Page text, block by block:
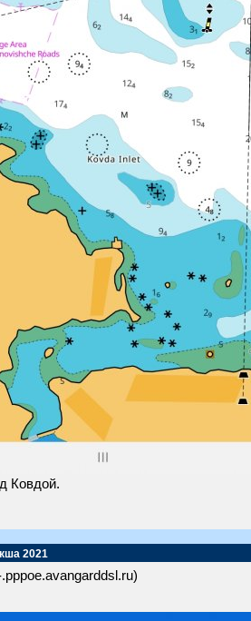
Ковдой.
2021